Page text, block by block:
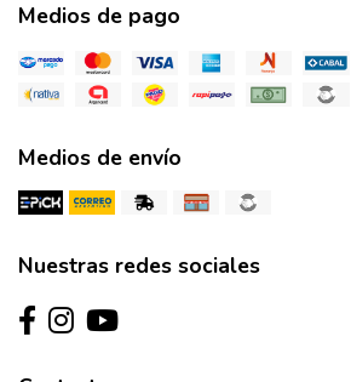
Medios de pago
Medios de envío
Nuestras redes sociales